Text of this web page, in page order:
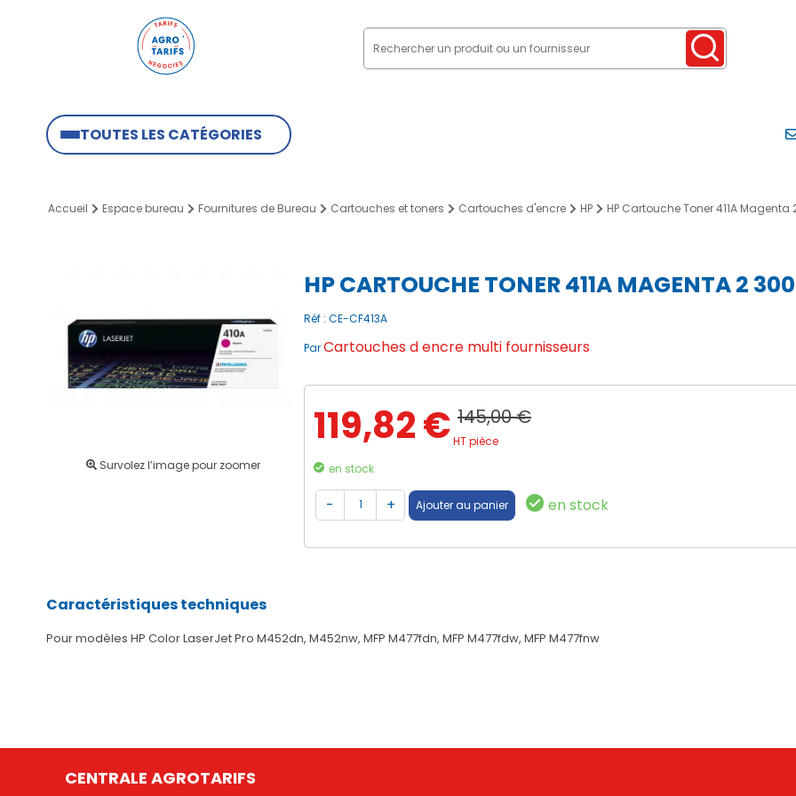
TOUTES LES CATÉGORIES
Accueil Espace bureau Fournitures de Bureau Cartouches et toners Cartouches d'encre HP HP Cartouche Toner 411A Magenta
Survolez l’image pour zoomer
HP CARTOUCHE TONER 411A MAGENTA 2
Réf : CE-CF413A
ParCartouches d encre multi fournisseurs
119,82 € 145,00 €
HT pièce
en stock
en stock
Caractéristiques techniques
Pour modèles HP Color LaserJet Pro M452dn, M452nw, MFP M477fdn, MFP M477fdw, MFP M477fnw
CENTRALE AGROTARIFS